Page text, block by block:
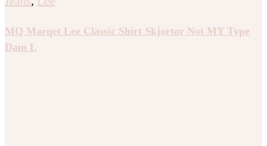
MQ Marqet Lee Classic Shirt Skjortor Not MY Type
Dam L